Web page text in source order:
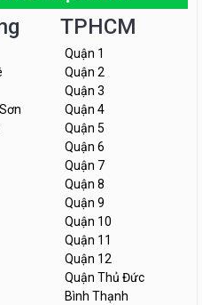
TPHCM
Quận 1
Quận 2
Quận 3
Quận 4
Quận 5
Quận 6
Quận 7
Quận 8
Quận 9
Quận 10
Quận 11
Quận 12
Quận Thủ Đức
Bình Thạnh